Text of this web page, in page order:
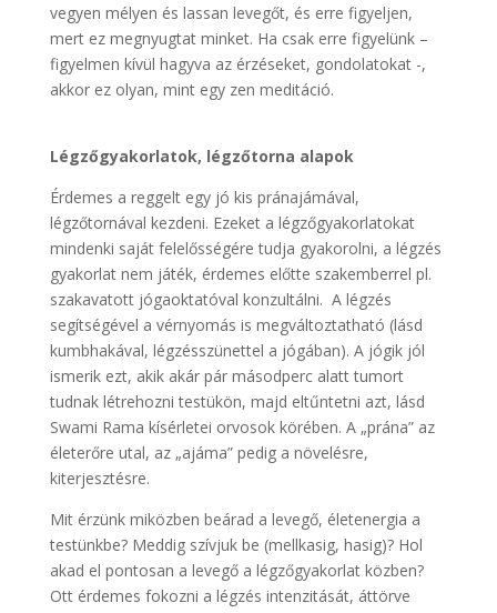
vegyen mélyen és lassan levegőt, és erre figyeljen,
mert ez megnyugtat minket. Ha csak erre figyelünk –
figyelmen kívül hagyva az érzéseket, gondolatokat -,
akkor ez olyan, mint egy zen meditáció.
Légzőgyakorlatok, légzőtorna alapok
Érdemes a reggelt egy jó kis pránajámával,
légzőtornával kezdeni. Ezeket a légzőgyakorlatokat
mindenki saját felelősségére tudja gyakorolni, a légzés
gyakorlat nem játék, érdemes előtte szakemberrel pl.
szakavatott jógaoktatóval konzultálni. A légzés
segítségével a vérnyomás is megváltoztatható (lásd
kumbhakával, légzésszünettel a jógában). A jógik jól
ismerik ezt, akik akár pár másodperc alatt tumort
tudnak létrehozni testükön, majd eltűntetni azt, lásd
Swami Rama kísérletei orvosok körében. A „prána” az
életerőre utal, az „ajáma” pedig a növelésre,
kiterjesztésre.
Mit érzünk miközben beárad a levegő, életenergia a
testünkbe? Meddig szívjuk be (mellkasig, hasig)? Hol
akad el pontosan a levegő a légzőgyakorlat közben?
Ott érdemes fokozni a légzés intenzitását, áttörve